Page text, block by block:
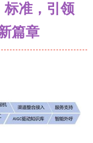
标准，引领
篇章